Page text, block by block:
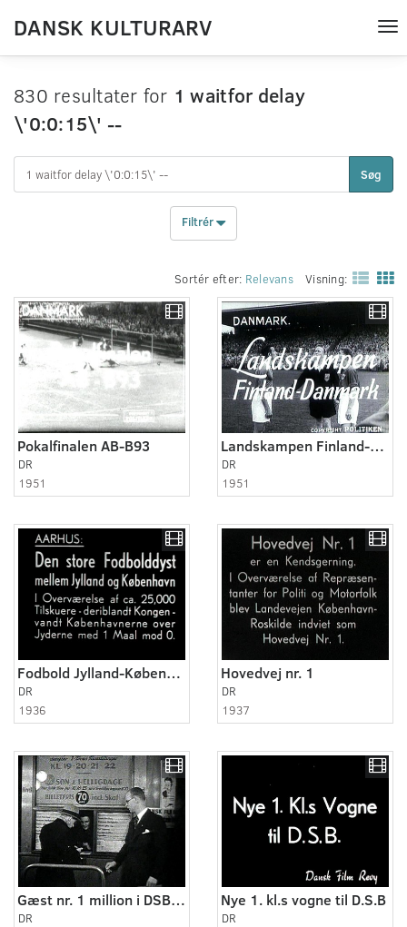
DANSK KULTURARV
830 resultater for 1 waitfor delay
\'0:0:15\' --
Søg
Filtrér
Sortér efter: Relevans Visning:
Pokalfinalen AB-B93
DR
1951
Landskampen Finland-Danmark
DR
1951
Fodbold Jylland-København 1936
DR
1936
Hovedvej nr. 1
DR
1937
Gæst nr. 1 million i DSB Kino
DR
Nye 1. kl.s vogne til D.S.B
DR